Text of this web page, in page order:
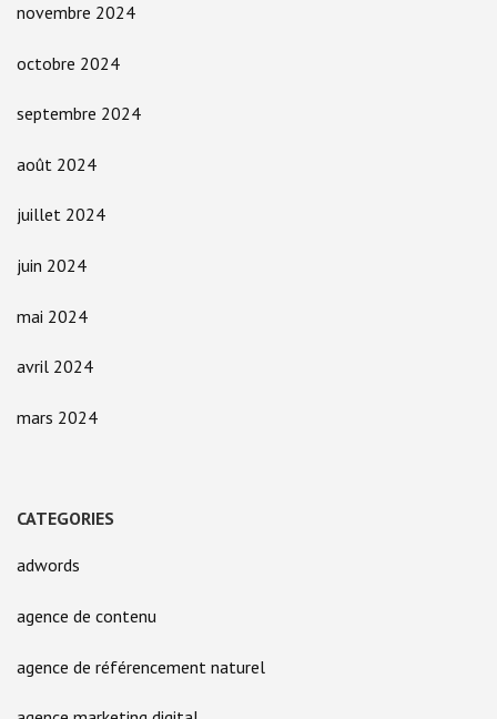
novembre 2024
octobre 2024
septembre 2024
août 2024
juillet 2024
juin 2024
mai 2024
avril 2024
mars 2024
CATEGORIES
adwords
agence de contenu
agence de référencement naturel